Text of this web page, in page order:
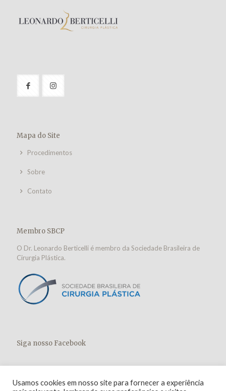
Mapa do Site
Procedimentos
Sobre
Contato
Membro SBCP
O Dr. Leonardo Berticelli é membro da Sociedade Brasileira de
Cirurgia Plástica.
Siga nosso Facebook
Usamos cookies em nosso site para fornecer a experiência